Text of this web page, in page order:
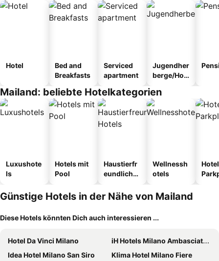
Hotel
Bed and
Breakfasts
Serviced
apartment
Jugendher
berge/Hos
Mailand: beliebte Hotelkategorien
Luxushote
ls
Hotels mit
Pool
Haustierfr
eundliche
Wellnessh
otels
Günstige Hotels in der Nähe von Mailand
Diese Hotels könnten Dich auch interessieren ...
Hotel Da Vinci Milano
iH Hotels Milano Ambasciatori
Idea Hotel Milano San Siro
Klima Hotel Milano Fiere